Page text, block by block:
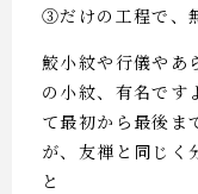
③だけの工程で、
鮫小紋や行儀やあ
の小紋、有名です
て最初から最後ま
が、友禅と同じく
と